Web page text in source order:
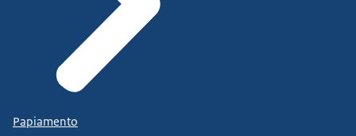
Papiamento